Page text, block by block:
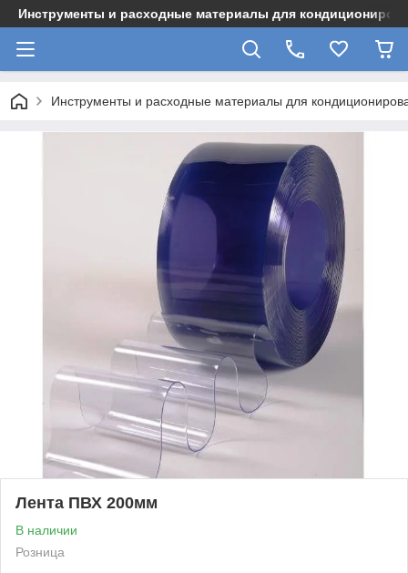
Инструменты и расходные материалы для
Инструменты и расходные материалы для
Лента ПВХ 200мм
В наличии
Розница